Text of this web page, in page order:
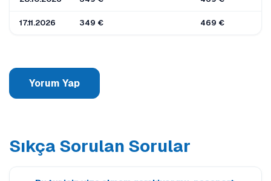
17.11.2026 349 € 469 €
Yorum Yap
Sıkça Sorulan Sorular